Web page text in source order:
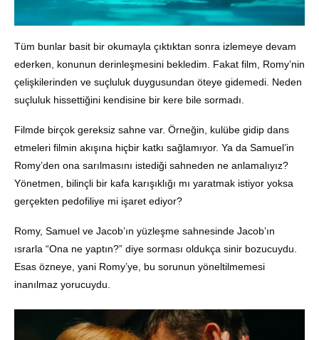
Tüm bunlar basit bir okumayla çıktıktan sonra izlemeye devam
ederken, konunun derinleşmesini bekledim. Fakat film, Romy’nin
çelişkilerinden ve suçluluk duygusundan öteye gidemedi. Neden
suçluluk hissettiğini kendisine bir kere bile sormadı.
Filmde birçok gereksiz sahne var. Örneğin, kulübe gidip dans
etmeleri filmin akışına hiçbir katkı sağlamıyor. Ya da Samuel’in
Romy’den ona sarılmasını istediği sahneden ne anlamalıyız?
Yönetmen, bilinçli bir kafa karışıklığı mı yaratmak istiyor yoksa
gerçekten pedofiliye mi işaret ediyor?
Romy, Samuel ve Jacob’ın yüzleşme sahnesinde Jacob’ın
ısrarla “Ona ne yaptın?” diye sorması oldukça sinir bozucuydu.
Esas özneye, yani Romy’ye, bu sorunun yöneltilmemesi
inanılmaz yorucuydu.